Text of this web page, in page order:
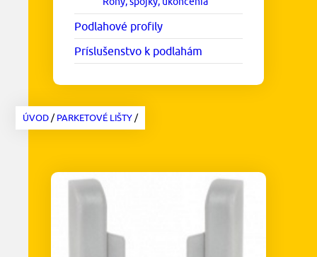
Podlahové profily
Príslušenstvo k podlahám
ÚVOD/PARKETOVÉ LIŠTY/